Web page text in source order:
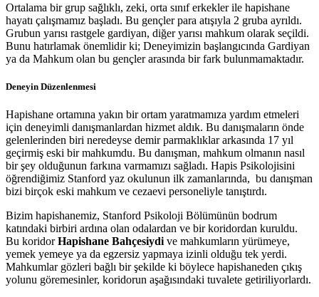
Ortalama bir grup sağlıklı, zeki, orta sınıf erkekler ile hapishane
hayatı çalışmamız başladı. Bu gençler para atışıyla 2 gruba ayrıldı.
Grubun yarısı rastgele gardiyan, diğer yarısı mahkum olarak seçildi.
Bunu hatırlamak önemlidir ki; Deneyimizin başlangıcında Gardiyan
ya da Mahkum olan bu gençler arasında bir fark bulunmamaktadır.
Deneyin Düzenlenmesi
Hapishane ortamına yakın bir ortam yaratmamıza yardım etmeleri
için deneyimli danışmanlardan hizmet aldık. Bu danışmaların önde
gelenlerinden biri neredeyse demir parmaklıklar arkasında 17 yıl
geçirmiş eski bir mahkumdu. Bu danışman, mahkum olmanın nasıl
bir şey olduğunun farkına varmamızı sağladı. Hapis Psikolojisini
öğrendiğimiz Stanford yaz okulunun ilk zamanlarında, bu danışman
bizi birçok eski mahkum ve cezaevi personeliyle tanıştırdı.
Bizim hapishanemiz, Stanford Psikoloji Bölümünün bodrum
katındaki birbiri ardına olan odalardan ve bir koridordan kuruldu.
Bu koridorHapishane Bahçesiydi ve mahkumların yürümeye,
yemek yemeye ya da egzersiz yapmaya izinli olduğu tek yerdi.
Mahkumlar gözleri bağlı bir şekilde ki böylece hapishaneden çıkış
yolunu göremesinler, koridorun aşağısındaki tuvalete getiriliyorlardı.